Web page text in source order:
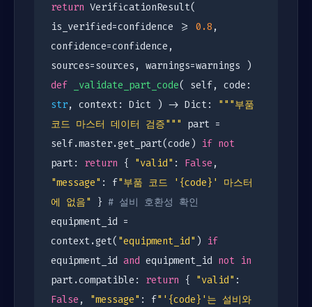
return VerificationResult(
is_verified=confidence >= 0.8 ,
confidence=confidence,
sources=sources, warnings=warnings )
def
_validate_part_code( self, code:
str, context: Dict ) -> Dict:
"""부품
코드 마스터 데이터 검증""" part =
self.master.get_part(code) if not
part: return { "valid" : False ,
"message" : f"부품 코드 '{code}' 마스터
에 없음"
} # 설비 호환성 확인
equipment_id =
context.get( "equipment_id" ) if
equipment_id and equipment_id not in
part.compatible: return { "valid" :
False , "message" : f"'{code}'는 설비와